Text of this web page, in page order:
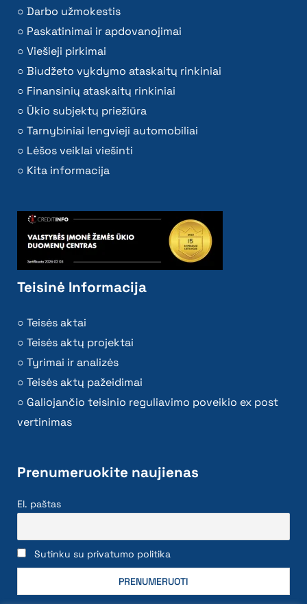
Darbo užmokestis
Paskatinimai ir apdovanojimai
Viešieji pirkimai
Biudžeto vykdymo ataskaitų rinkiniai
Finansinių ataskaitų rinkiniai
Ūkio subjektų priežiūra
Tarnybiniai lengvieji automobiliai
Lėšos veiklai viešinti
Kita informacija
Teisinė Informacija
Teisės aktai
Teisės aktų projektai
Tyrimai ir analizės
Teisės aktų pažeidimai
Galiojančio teisinio reguliavimo poveikio ex post
vertinimas
Prenumeruokite naujienas
El. paštas
Sutinku su privatumo politika